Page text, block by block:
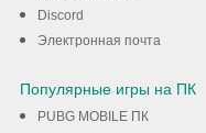
Скачать
Discord
Электронная почта
Популярные игры на ПК
PUBG MOBILE ПК